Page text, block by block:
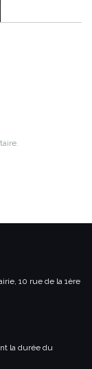
10 rue de la 1ère
la durée du